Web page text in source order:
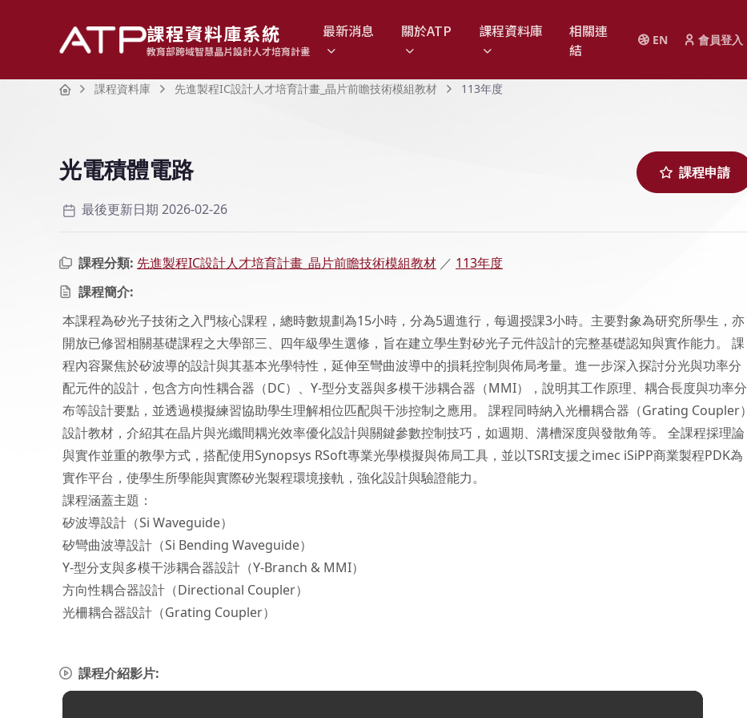
課程資料庫系統
教育部跨域智慧晶片設計人才培育計畫
EN 會員登入
最新消息 關於ATP 課程資料庫
相關連
結
Home課程資料庫 先進製程IC設計人才培育計畫_晶片前瞻技術模組教材 113年度
光電積體電路 課程申請
最後更新日期 2026-02-26
課程分類: 先進製程IC設計人才培育計畫_晶片前瞻技術模組教材 ／ 113年度
課程簡介:
本課程為矽光子技術之入門核心課程，總時數規劃為15小時，分為5週進行，每週授課3小時。主要對象為研究所學生，亦
開放已修習相關基礎課程之大學部三、四年級學生選修，旨在建立學生對矽光子元件設計的完整基礎認知與實作能力。 課
程內容聚焦於矽波導的設計與其基本光學特性，延伸至彎曲波導中的損耗控制與佈局考量。進一步深入探討分光與功率分
配元件的設計，包含方向性耦合器（DC）、Y-型分支器與多模干涉耦合器（MMI），說明其工作原理、耦合長度與功率分
布等設計要點，並透過模擬練習協助學生理解相位匹配與干涉控制之應用。 課程同時納入光柵耦合器（Grating Coupler）
設計教材，介紹其在晶片與光纖間耦光效率優化設計與關鍵參數控制技巧，如週期、溝槽深度與發散角等。 全課程採理論
與實作並重的教學方式，搭配使用Synopsys RSoft專業光學模擬與佈局工具，並以TSRI支援之imec iSiPP商業製程PDK為
實作平台，使學生所學能與實際矽光製程環境接軌，強化設計與驗證能力。
課程涵蓋主題：
矽波導設計（Si Waveguide）
矽彎曲波導設計（Si Bending Waveguide）
Y-型分支與多模干涉耦合器設計（Y-Branch & MMI）
方向性耦合器設計（Directional Coupler）
光柵耦合器設計（Grating Coupler）
課程介紹影片: